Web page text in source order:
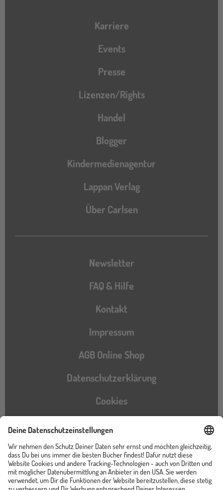
Karriere
Events
Presse
Lizenzen/Rights
Handel
Blogger
Kindermedienagentur
Lappan Verlag
Über Carlsen
Newsletter
FAQ & Hilfe
Kontakt
Impressum
AGB Online Shop
Datenschutzerklärung
Cookies
Barrierefreiheitserklärung
Instagram
TikTokPinterestYouTubeFacebook